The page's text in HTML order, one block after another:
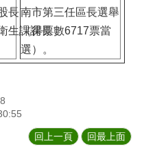
長
生課課長
南市第三任區長選舉
（得票數6717票當
選）。
回上一頁 回最上面